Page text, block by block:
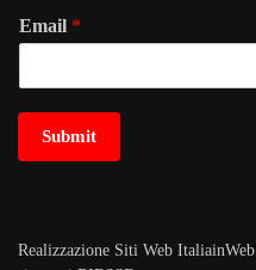
Email *
Submit
Realizzazione Siti Web ItaliainWeb